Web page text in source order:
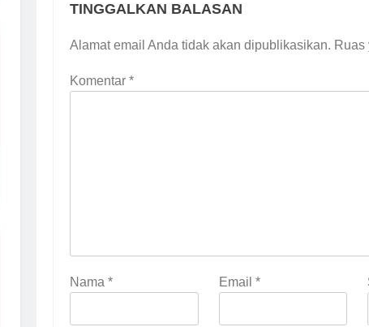
TINGGALKAN BALASAN
Alamat email Anda tidak akan dipublikasikan. Ruas
Komentar *
Nama * Email *